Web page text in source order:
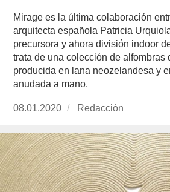
Mirage es la última colaboración
arquitecta española Patricia
precursora y ahora división indoor
trata de una colección de alfombras
producida en lana neozelandesa y
anudada a mano.
Publicado
08.01.2020 https://
Redacción